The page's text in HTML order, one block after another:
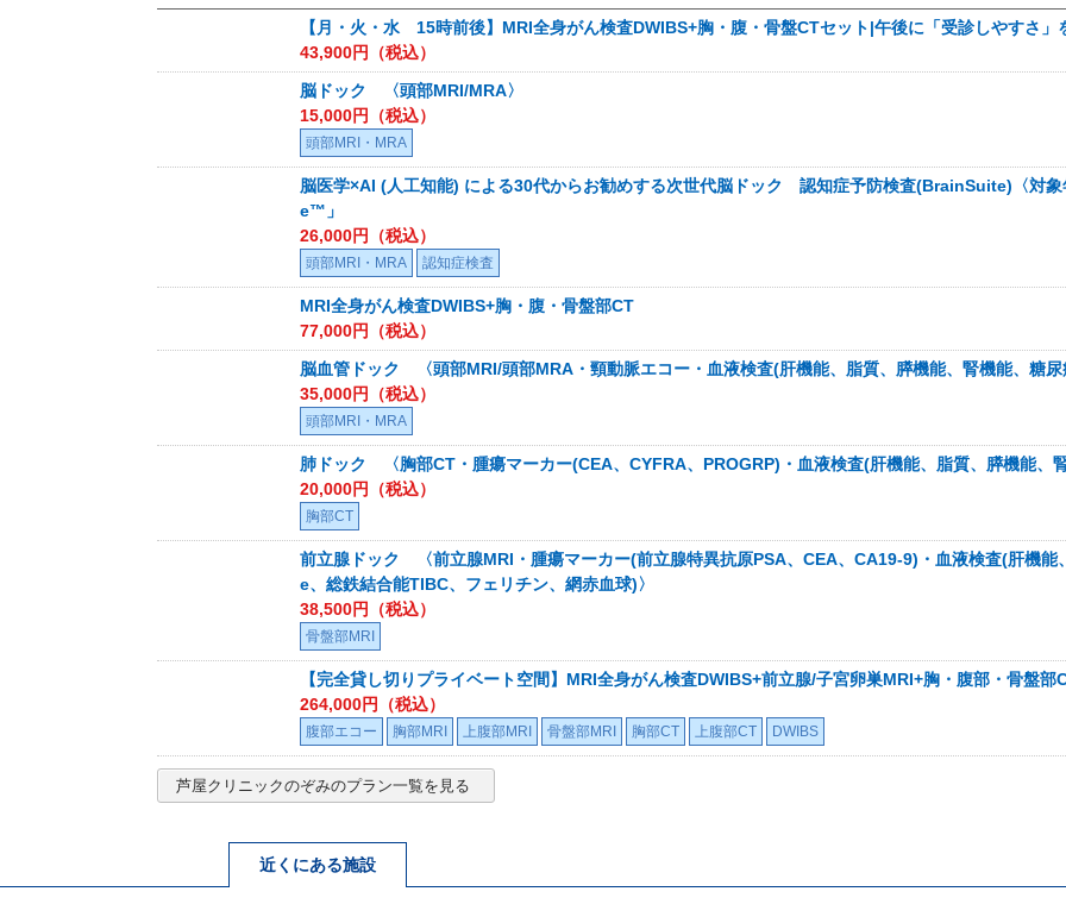
【月・火・水 15時前後】MRI全身がん検査DWIBS+胸・腹・骨盤CTセット|午後に「受診しやすさ」
43,900円（税込）
脳ドック 〈頭部MRI/MRA〉
15,000円（税込）
頭部MRI・MRA
脳医学×AI (人工知能) による30代からお勧めする次世代脳ドック 認知症予防検査(BrainSuite)〈対
e™」
26,000円（税込）
頭部MRI・MRA 認知症検査
MRI全身がん検査DWIBS+胸・腹・骨盤部CT
77,000円（税込）
脳血管ドック 〈頭部MRI/頭部MRA・頸動脈エコー・血液検査(肝機能、脂質、膵機能、腎機能、糖尿
35,000円（税込）
頭部MRI・MRA
肺ドック 〈胸部CT・腫瘍マーカー(CEA、CYFRA、PROGRP)・血液検査(肝機能、脂質、膵機能、腎
20,000円（税込）
胸部CT
前立腺ドック 〈前立腺MRI・腫瘍マーカー(前立腺特異抗原PSA、CEA、CA19-9)・血液検査(肝機能
e、総鉄結合能TIBC、フェリチン、網赤血球)〉
38,500円（税込）
骨盤部MRI
【完全貸し切りプライベート空間】MRI全身がん検査DWIBS+前立腺/子宮卵巣MRI+胸・腹部・骨盤
264,000円（税込）
腹部エコー 胸部MRI 上腹部MRI 骨盤部MRI 胸部CT 上腹部CT DWIBS
芦屋クリニックのぞみのプラン一覧を見る
近くにある施設